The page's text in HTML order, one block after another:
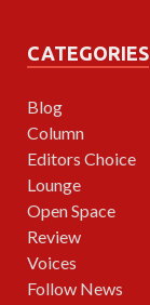
CATEGORIES
Blog
Column
Editors Choice
Lounge
Open Space
Review
Voices
Follow News